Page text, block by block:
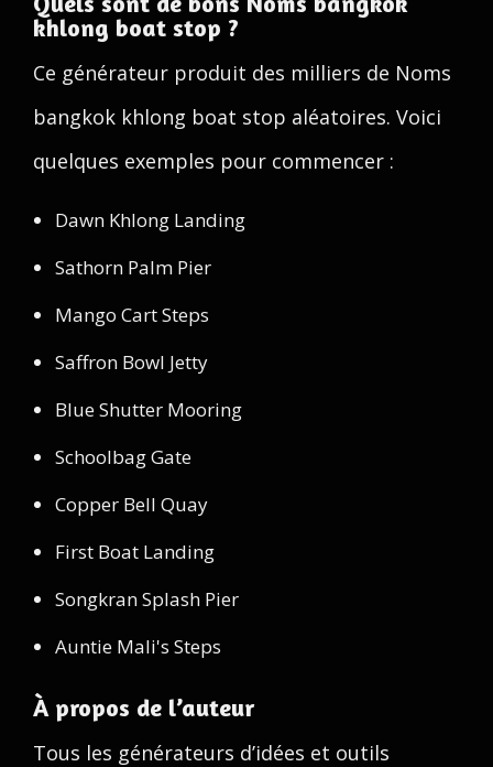
khlong boat stop ?
Ce générateur produit des milliers de Noms
bangkok khlong boat stop aléatoires. Voici
quelques exemples pour commencer :
Dawn Khlong Landing
Sathorn Palm Pier
Mango Cart Steps
Saffron Bowl Jetty
Blue Shutter Mooring
Schoolbag Gate
Copper Bell Quay
First Boat Landing
Songkran Splash Pier
Auntie Mali's Steps
À propos de l’auteur
Tous les générateurs d’idées et outils